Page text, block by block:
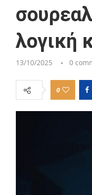
λογική
13/10/2025 0
0